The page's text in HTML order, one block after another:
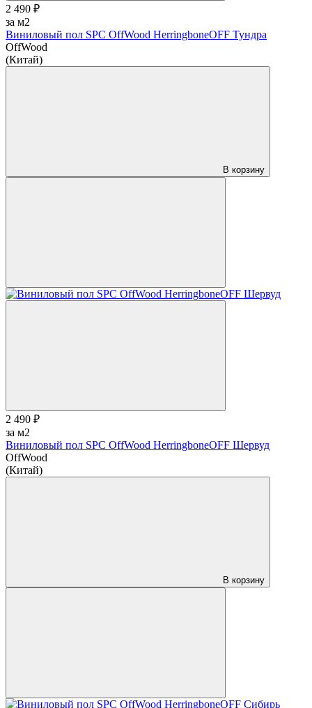
2 490 ₽
за м2
Виниловый пол SPC OffWood HerringboneOFF Тундра
OffWood
(Китай)
В корзину
2 490 ₽
за м2
Виниловый пол SPC OffWood HerringboneOFF Шервуд
OffWood
(Китай)
В корзину